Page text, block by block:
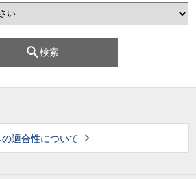
検索
適合性について